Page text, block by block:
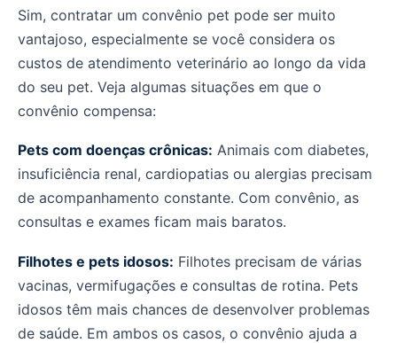
Sim, contratar um convênio pet pode ser muito
vantajoso, especialmente se você considera os
custos de atendimento veterinário ao longo da vida
do seu pet. Veja algumas situações em que o
convênio compensa:
Pets com doenças crônicas: Animais com diabetes,
insuficiência renal, cardiopatias ou alergias precisam
de acompanhamento constante. Com convênio, as
consultas e exames ficam mais baratos.
Filhotes e pets idosos: Filhotes precisam de várias
vacinas, vermifugações e consultas de rotina. Pets
idosos têm mais chances de desenvolver problemas
de saúde. Em ambos os casos, o convênio ajuda a